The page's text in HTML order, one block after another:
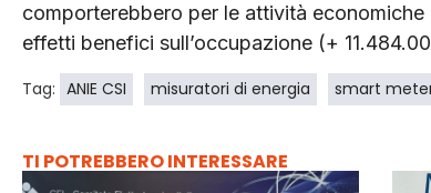
comporterebbero per le attività
effetti benefici sull’occupazione (+
Tag: ANIE CSI misuratori di energia smart
TI POTREBBERO INTERESSARE